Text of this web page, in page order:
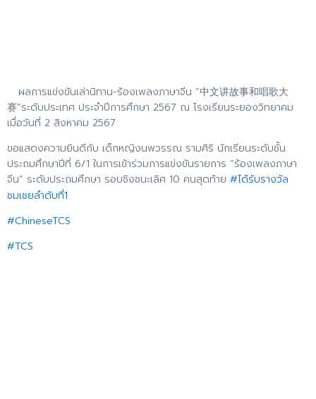
ผลการแข่งขันเล่านิทาน-ร้องเพลงภาษาจีน “中文讲故事和唱歌大
赛”ระดับประเทศ ประจำปีการศึกษา 2567 ณ โรงเรียนระยองวิทยาคม
เมื่อวันที่ 2 สิงหาคม 2567
ขอแสดงความยินดีกับ เด็กหญิงนพวรรณ รามศิริ นักเรียนระดับชั้น
ประถมศึกษาปีที่ 6/1 ในการเข้าร่วมการแข่งขันรายการ “ร้องเพลงภาษา
จีน“ ระดับประถมศึกษา รอบชิงชนะเลิศ 10 คนสุดท้าย #ได้รับรางวัล
ชมเชยลำดับที่1
#ChineseTCS
#TCS